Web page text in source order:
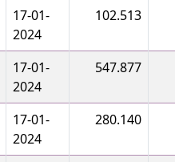
17-01-
2024
102.513
17-01-
2024
547.877
17-01-
2024
280.140